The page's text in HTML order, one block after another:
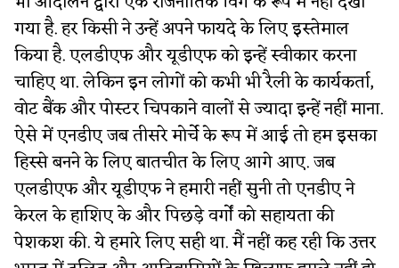
गया है. हर किसी ने उन्हें अपने फायदे के लिए इस्तेमाल
किया है. एलडीएफ और यूडीएफ को इन्हें स्वीकार करना
चाहिए था. लेकिन इन लोगों को कभी भी रैली के कार्यकर्ता,
वोट बैंक और पोस्टर चिपकाने वालों से ज्यादा इन्हें नहीं माना.
ऐसे में एनडीए जब तीसरे मोर्चे के रूप में आई तो हम इसका
हिस्से बनने के लिए बातचीत के लिए आगे आए. जब
एलडीएफ और यूडीएफ ने हमारी नहीं सुनी तो एनडीए ने
केरल के हाशिए के और पिछड़े वर्गों को सहायता की
पेशकश की. ये हमारे लिए सही था. मैं नहीं कह रही कि उत्तर